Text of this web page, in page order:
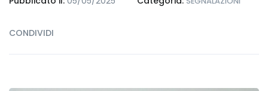
CONDIVIDI